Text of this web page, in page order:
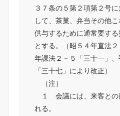
３７条の５第２項第２号
して、茶菓、弁当その他
供与するために通常要す
とする。（昭５４年直法
年課法２－５「三十一」
「三十七」により改正）
（注）
１ 会議には、来客との
れる。